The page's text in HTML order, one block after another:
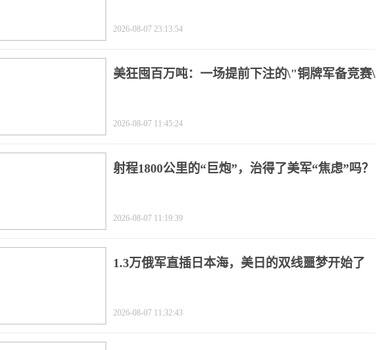
2026-08-07 23:13:54
美狂囤百万吨：一场提前下注的\"铜牌军备竞赛\"
2026-08-07 11:45:24
射程1800公里的“巨炮”，治得了美军“焦虑”吗？
2026-08-07 11:19:39
1.3万俄军直插日本海，美日的双线噩梦开始了
2026-08-07 11:32:43